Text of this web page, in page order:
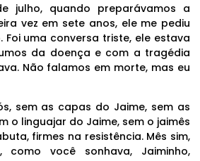
julho, quando preparávamos a
vez em sete anos, ele me pediu
uma conversa triste, ele estava
da doença e com a tragédia
Não falamos em morte, mas eu
sem as capas do Jaime, sem as
o linguajar do Jaime, sem o jaimês
firmes na resistência. Mês sim,
você sonhava, Jaiminho,